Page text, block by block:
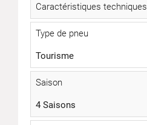
Caractéristiques techniques
Type de pneu
Tourisme
Saison
4 Saisons